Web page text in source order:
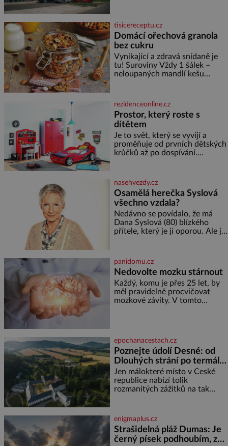
asociace, reprezentačních týmů
i českého fotbalu v regionech.
Partner
tisicereceptu.cz
Domácí ořechová granola
bez cukru
Vynikající a zdravá snídaně je
tu! Suroviny Vždy 1 šálek –
neloupaných mandlí kešu
semínek dýně rozinek 3 šálky
ovesných vloček 1 lžíce mlet
rezidenceonline.cz
Prostor, který roste s
dítětem
Je to svět, který se vyvíjí a
proměňuje od prvních dětských
krůčků až po dospívání.
soustředění i odpočinek a
reaguje na každou etapu života
a specifické potřeby dítěte. Pro
nejmenší je klíčová
jednoduchost, měkkost a
bezpečí, proto by pokoj
miminka měl působit především
nasehvezdy.cz
Osamělá herečka Syslová
všechno vzdala?
Nedávno se povídalo, že má
Dana Syslová (80) blízkého
přítele, který je jí oporou. Ale je
častěji mluví o svém odchodu.
Dohnala ji snad samota? Půs
panidomu.cz
Nedovolte mozku stárnout
Každý, komu je přes 25 let, by
měl pravidelně procvičovat
mozkové závity. V tomto
marně v paměti lovíte název
knížky, kterou jste nedávno
přečetli. Je to opravdu tak, s
věkem jako kdyby se paměť
rozhodla stávkovat. Cvičte
epochanacestach.cz
Poznejte údolí Desné: od
Dlouhých strání po termální
prameny
Jen málokteré místo v České
republice nabízí tolik
rozmanitých zážitků na tak
jediného dne můžete
nahlédnout do útrob jedné z
nejvýznamnějších vodních
elektráren v Evropě, vydat se na
enigmaplus.cz
Strašidelná pláž Dumas: Je
černý písek podhoubím, ze